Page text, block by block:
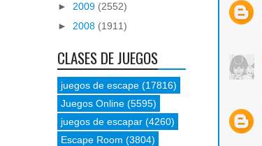
► 2009 (2552)
► 2008 (1911)
CLASES DE JUEGOS
juegos de escape (17816)
Juegos Online (5595)
juegos de escapar (4260)
Escape Room (3804)